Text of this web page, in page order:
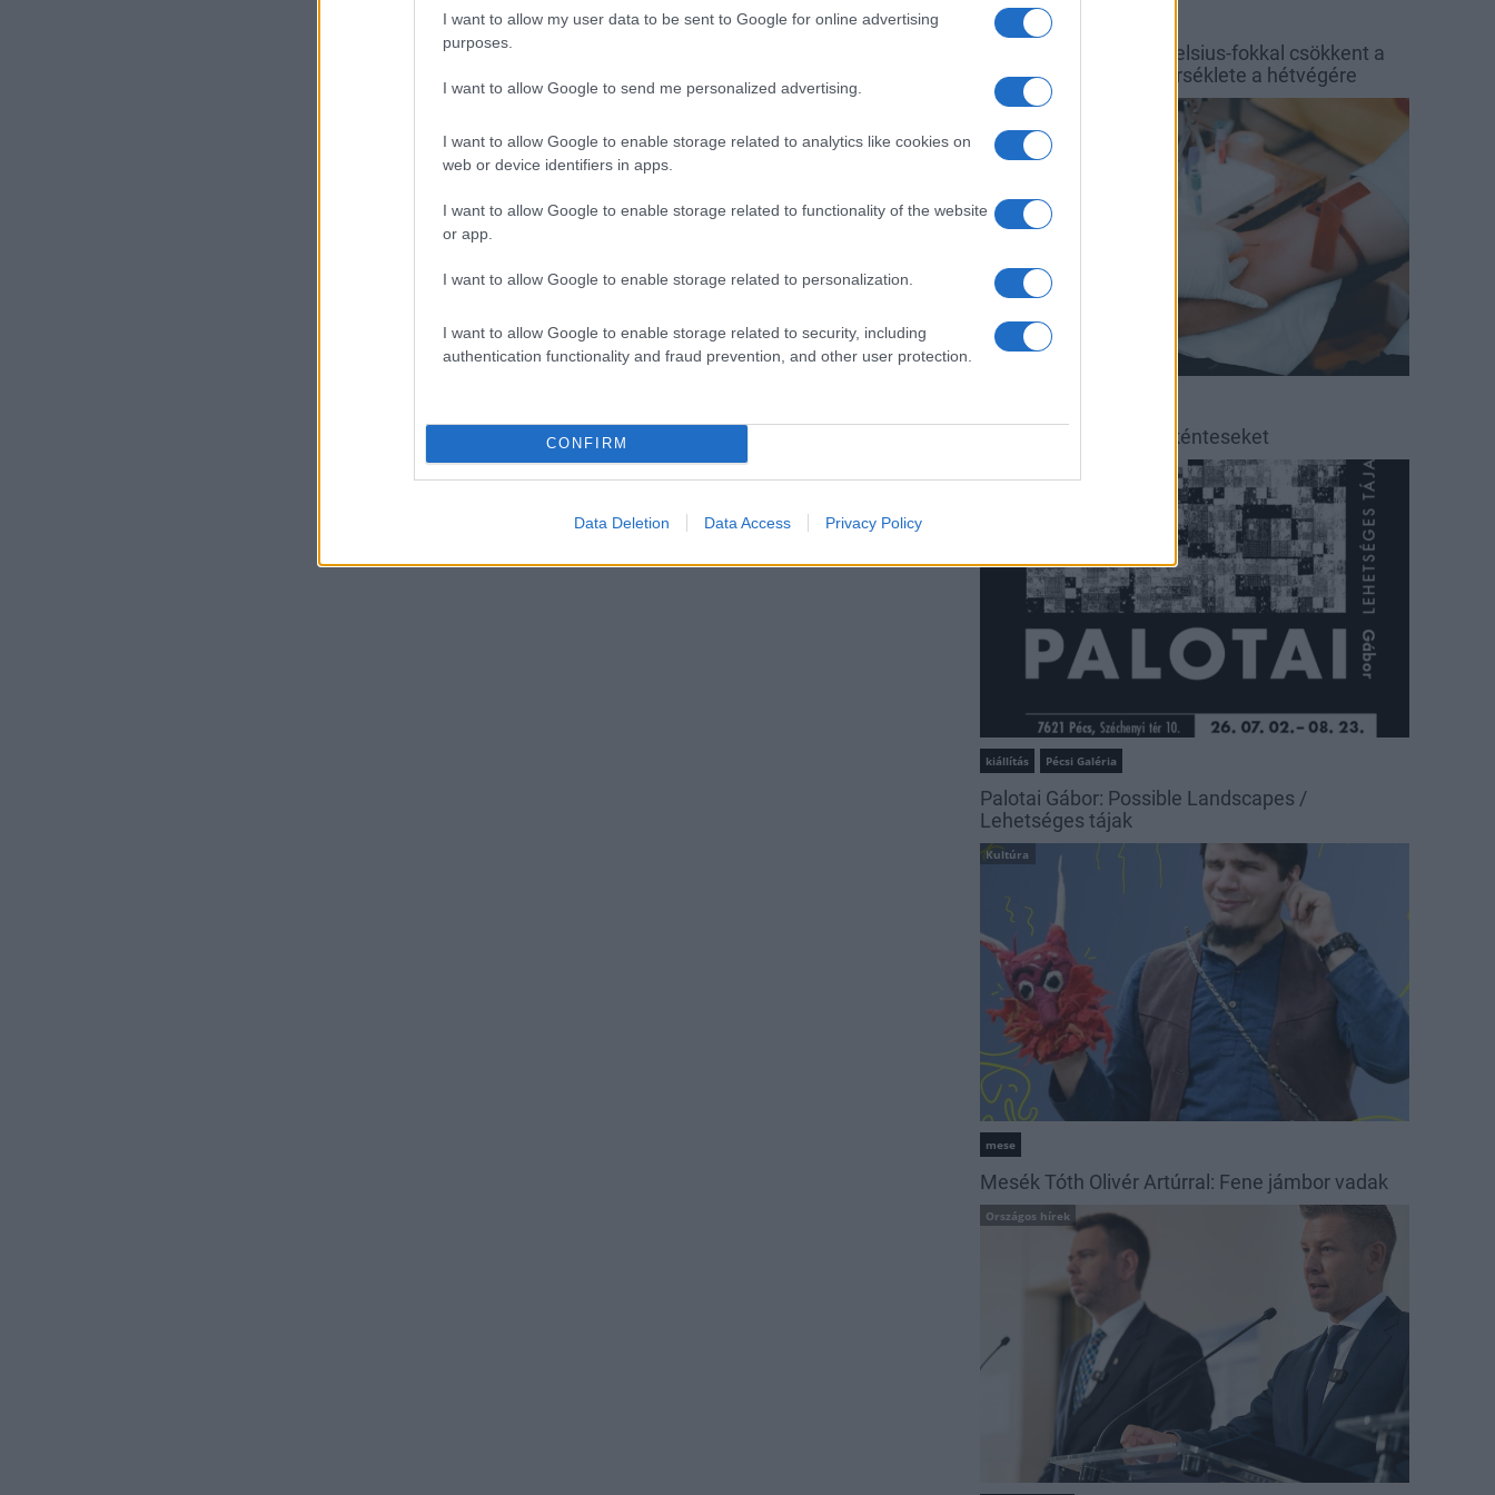
I want to allow my user data to be sent to Google for online advertising
purposes.
I want to allow Google to send me personalized advertising.
I want to allow Google to enable storage related to analytics like cookies on
web or device identifiers in apps.
I want to allow Google to enable storage related to functionality of the website
or app.
I want to allow Google to enable storage related to personalization.
I want to allow Google to enable storage related to security, including
authentication functionality and fraud prevention, and other user protection.
CONFIRM
Data Deletion Data Access Privacy Policy
időjárás Balaton
Egy hét alatt közel 6 Celsius-fokkal csökkent a
Balaton vizének hőmérséklete a hétvégére
Országos hírek
Véradásra kérik az önkénteseket
kiállítás Pécsi Galéria
Palotai Gábor: Possible Landscapes /
Lehetséges tájak
Kultúra
mese
Mesék Tóth Olivér Artúrral: Fene jámbor vadak
Országos hírek